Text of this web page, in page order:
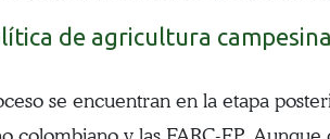
de agricultura campesina
se encuentran en la etapa